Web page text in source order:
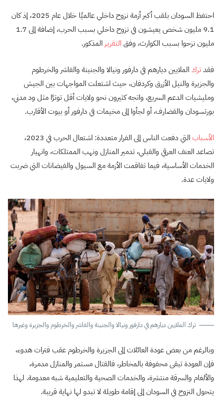
احتفظ السودان بلقب أكبر أزمة نزوح داخلي عالميًا خلال عام 2025، إذ كان
9.1 مليون شخص يعيشون في نزوح داخلي بسبب الحرب، إضافة إلى 1.7
مليون نزحوا بسبب الكوارث، وفقالتقرير المذكور.
فقدتركالملايين ديارهم في دارفور ونيالا والجنينة والفاشر والخرطوم
والجزيرة والنيل الأزرق وكردفان، حيث اشتعلت المواجهات بين الجيش
ومليشيات الدعم السريع، واتجه كثيرون نحو ولايات أقل توترًا مثل ود مدني،
بورتسودان والقضارف، أو لجأوا إلى مخيمات في دارفور أو بيوت الأقارب.
الأسباب
التي دفعت الناس إلى الفرار متعددة: اشتعال الحرب في 2023،
تصاعد العنف العرقي والقبلي، تدمير المنازل ونهب الممتلكات، وانهيار
الخدمات الأساسية، فيما تفاقمت الأزمة مع السيول والفيضانات التي ضربت
ولايات عدة.
ترك الملايين ديارهم في دارفور ونيالا والجنينة والفاشر والخرطوم والجزيرة وغيرها
وبالرغم من بعض عودة العائلات إلى الجزيرة والخرطوم عقب فترات هدوء،
فإن العودة تبقى محفوفة بالمخاطر، فالقتال مستمر والمنازل مدمرة،
والألغام والسرقة منتشرة، والخدمات الصحية والتعليمية شبه معدومة. لهذا
يتحول النزوح في السودان إلى إقامة طويلة لا تبدو لها نهاية قريبة.